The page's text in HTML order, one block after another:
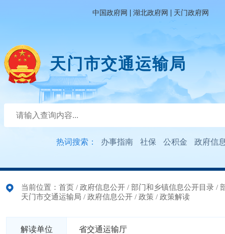
中国政府网 | 湖北政府网 | 天门政府网
天门市交通运输局
热词搜索： 办事指南 社保 公积金 政府信
当前位置： 首页 / 政府信息公开 / 部门和乡镇信息公开目录 /
天门市交通运输局 / 政府信息公开 / 政策 / 政策解读
解读单位 省交通运输厅